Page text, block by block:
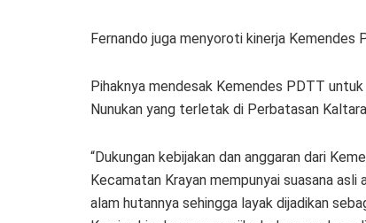
Fernando juga menyoroti kinerja Kemendes
Pihaknya mendesak Kemendes PDTT
Nunukan yang terletak di Perbatasan
“Dukungan kebijakan dan anggaran dari
Kecamatan Krayan mempunyai suasana
alam hutannya sehingga layak dijadikan